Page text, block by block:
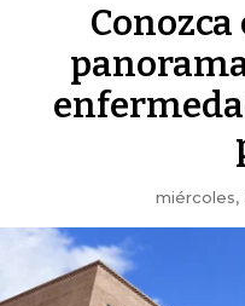
miércoles,